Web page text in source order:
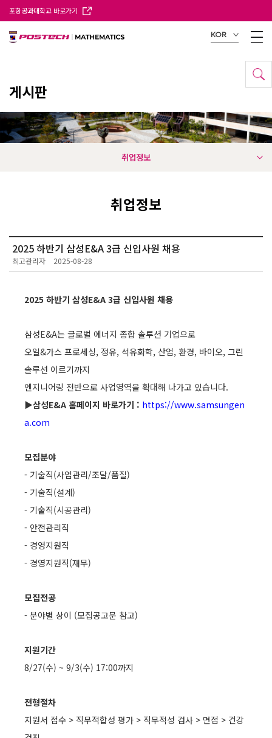
포항공과대학교 바로가기
KOR
게시판
취업정보
취업정보
2025 하반기 삼성E&A 3급 신입사원 채용
최고관리자 2025-08-28
2025 하반기 삼성E&A 3급 신입사원 채용
삼성E&A는 글로벌 에너지 종합 솔루션 기업으로
오일&가스 프로세싱, 정유, 석유화학, 산업, 환경, 바이오, 그린
솔루션 이르기까지
엔지니어링 전반으로 사업영역을 확대해 나가고 있습니다.
▶삼성E&A 홈페이지 바로가기 : https://www.samsungen
a.com
모집분야
- 기술직(사업관리/조달/품질)
- 기술직(설계)
- 기술직(시공관리)
- 안전관리직
- 경영지원직
- 경영지원직(재무)
모집전공
- 분야별 상이 (모집공고문 참고)
지원기간
8/27(수) ~ 9/3(수) 17:00까지
전형절차
지원서 접수 > 직무적합성 평가 > 직무적성 검사 > 면접 > 건강